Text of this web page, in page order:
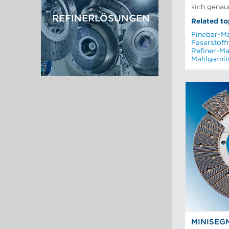
Siebkörbe und Mahlplatten für
die Industrie
REFINERLÖSUNGEN
sich
Related
Finebar-
Refiner-